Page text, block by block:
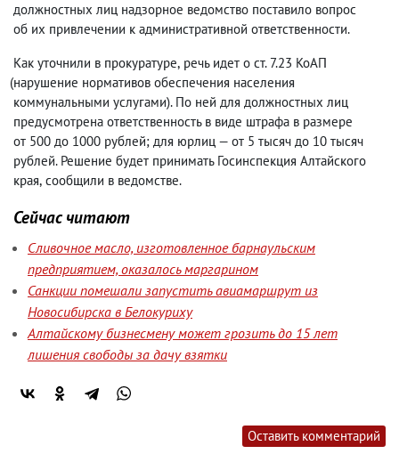
должностных лиц надзорное ведомство поставило вопрос
об их привлечении к административной ответственности.
Как уточнили в прокуратуре, речь идет о ст. 7.23 КоАП
(нарушение нормативов обеспечения населения
коммунальными услугами). По ней для должностных лиц
предусмотрена ответственность в виде штрафа в размере
от 500 до 1000 рублей; для юрлиц — от 5 тысяч до 10 тысяч
рублей. Решение будет принимать Госинспекция Алтайского
края, сообщили в ведомстве.
Сейчас читают
Сливочное масло, изготовленное барнаульским
предприятием, оказалось маргарином
Санкции помешали запустить авиамаршрут из
Новосибирска в Белокуриху
Алтайскому бизнесмену может грозить до 15 лет
лишения свободы за дачу взятки
Оставить комментарий